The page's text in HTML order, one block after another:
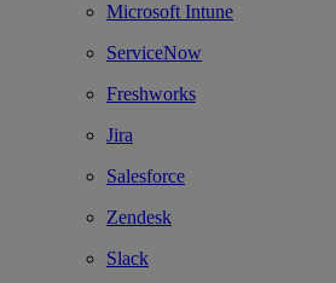
Microsoft Intune
ServiceNow
Freshworks
Jira
Salesforce
Zendesk
Slack